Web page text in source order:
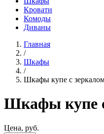
Кровати
Комоды
Диваны
Главная
/
Шкафы
/
Шкафы купе с
Шкафы купе
Цена, руб.